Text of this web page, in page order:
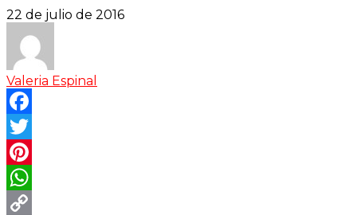
22 de julio de 2016
Valeria Espinal
Facebook
Twitter
Pinterest
WhatsApp